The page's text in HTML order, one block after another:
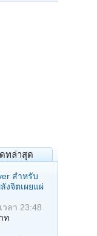
ทล่าสุด
สำหรับ
งจิตเผยแผ่
วลา 23:48
ท